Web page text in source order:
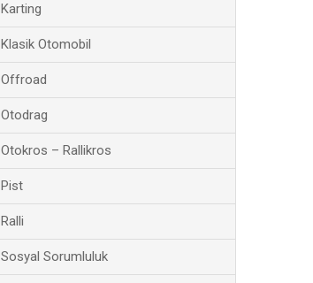
Karting
Klasik Otomobil
Offroad
Otodrag
Otokros – Rallikros
Pist
Ralli
Sosyal Sorumluluk